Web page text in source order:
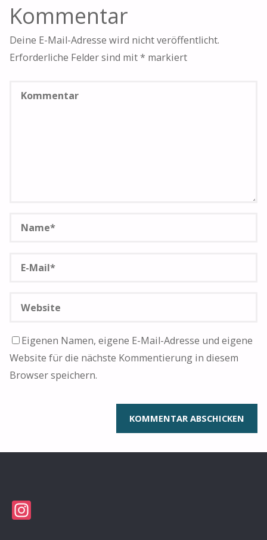
Kommentar
Deine E-Mail-Adresse wird nicht veröffentlicht.
Erforderliche Felder sind mit* markiert
Eigenen Namen, eigene E-Mail-Adresse und eigene
Website für die nächste Kommentierung in diesem
Browser speichern.